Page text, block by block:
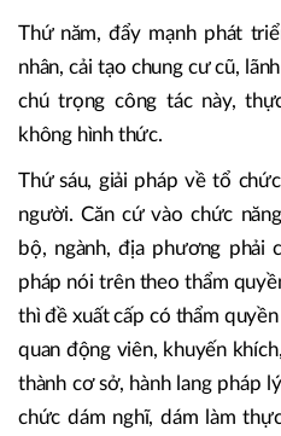
hợp, lưu ý quan tâm phân
nhân, nhà cho người thu
cơ cấu bất động sản không
nhu cầu thực không thể tiếp
Thứ năm, đẩy mạnh phát
nhân, cải tạo chung cư cũ,
chú trọng công tác này,
không hình thức.
Thứ sáu, giải pháp về tổ
người. Căn cứ vào chức
bộ, ngành, địa phương phải